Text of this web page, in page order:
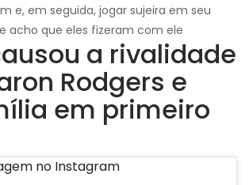
e, em seguida, jogar sujeira em seu
acho que eles fizeram com ele
a rivalidade
Rodgers e
em primeiro
no Instagram